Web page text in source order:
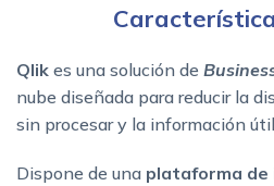
Qlik es una solución de
nube diseñada para reducir la
sin procesar y la información útil.
Dispone de una plataforma